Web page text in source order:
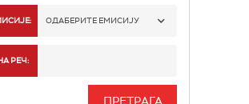
РАДИО БЕОГРАД 1
РАДИО БЕОГРАД 3
ОДАБЕРИТЕ ЕМИСИЈУ
РЕЧ: